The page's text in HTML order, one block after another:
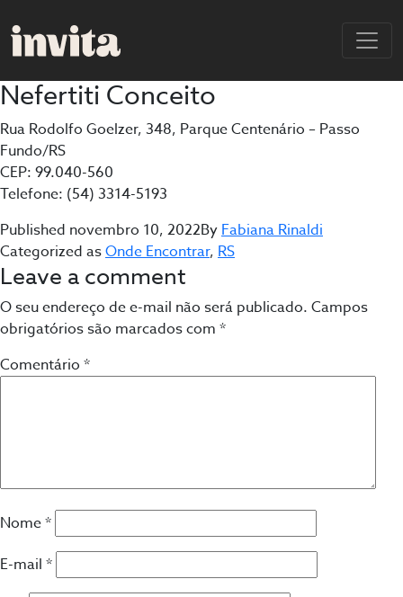
Nefertiti Conceito
Rua Rodolfo Goelzer, 348, Parque Centenário – Passo
Fundo/RS
CEP: 99.040-560
Telefone: (54) 3314-5193
Published novembro 10, 2022ByFabiana Rinaldi
Categorized asOnde Encontrar, RS
Leave a comment
O seu endereço de e-mail não será publicado. Campos
obrigatórios são marcados com *
Comentário *
Nome*
E-mail *